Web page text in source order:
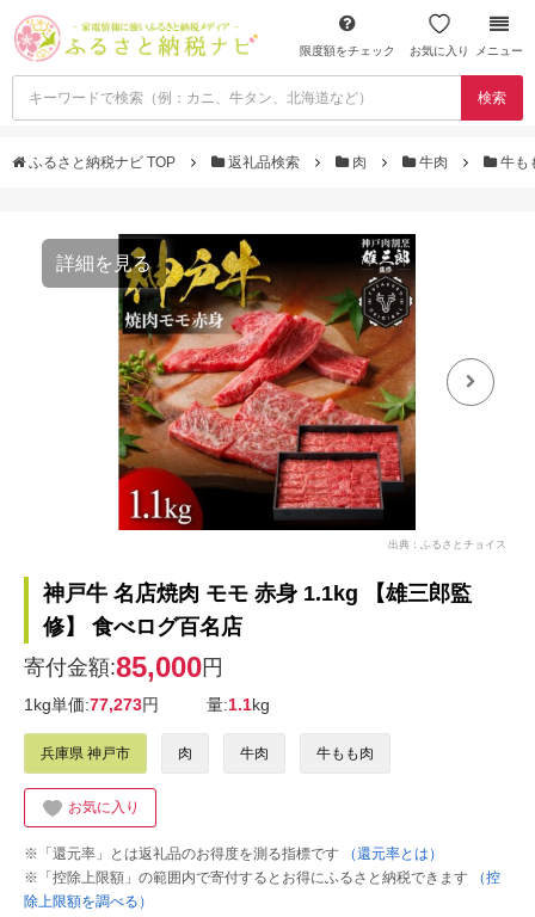
限度額をチェック お気に入り メニュー
検索
ふるさと納税ナビ TOP 返礼品検索 肉 牛肉 牛も
詳細を見る
出典：ふるさとチョイス
神戸牛 名店焼肉 モモ 赤身 1.1kg 【雄三郎監
修】 食べログ百名店
寄付金額:85,000円
1kg単価:77,273円 量:1.1kg
兵庫県 神戸市 肉 牛肉 牛もも肉
お気に入り
※「還元率」とは返礼品のお得度を測る指標です
（還元率とは）
※「控除上限額」の範囲内で寄付するとお得にふるさと納税できます
（控
除上限額を調べる）